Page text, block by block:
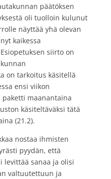
päätöksen
oli tuolloin kulunut
näyttää yhä olevan
kaikessa
siirto on
on tarkoitus käsitellä
ensi viikon
paketti maanantaina
käsiteltäväksi tätä
(21.2).
nostaa ihmisten
pyydän, että
levittää sanaa ja olisi
valtuutettuun ja